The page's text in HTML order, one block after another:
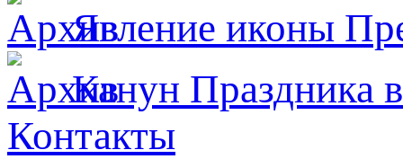
Явлeние иконы
Канун Праздника
Контакты